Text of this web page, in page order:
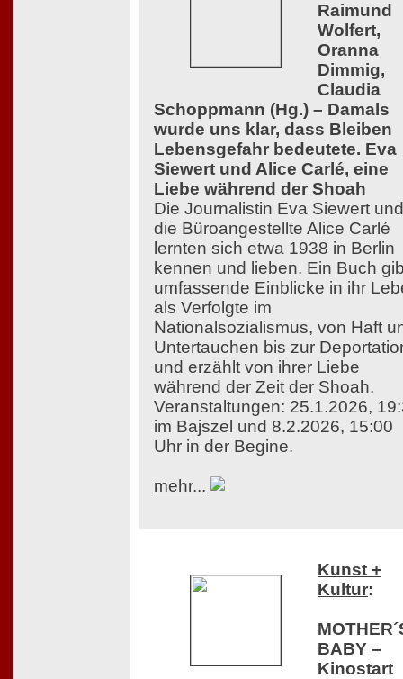
Raimund
Wolfert,
Oranna
Dimmig,
Claudia
Schoppmann (Hg.) – Damals
wurde uns klar, dass Bleiben
Lebensgefahr bedeutete. Eva
Siewert und Alice Carlé, eine
Liebe während der Shoah
Die Journalistin Eva Siewert und
die Büroangestellte Alice Carlé
lernten sich etwa 1938 in Berlin
kennen und lieben. Ein Buch
umfassende Einblicke in ihr
als Verfolgte im
Nationalsozialismus, von Haft
Untertauchen bis zur
und erzählt von ihrer Liebe
während der Zeit der Shoah.
Veranstaltungen: 25.1.2026,
im Bajszel und 8.2.2026, 15:00
Uhr in der Begine.
mehr...
Kunst +
Kultur:
BABY –
Kinostart